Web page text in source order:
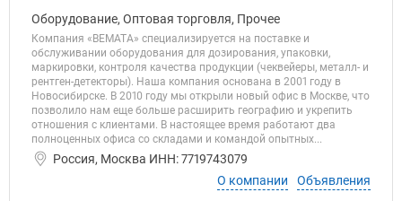
Оборудование, Оптовая торговля, Прочее
Компания «ВЕМАТА» специализируется на поставке и
обслуживании оборудования для дозирования, упаковки,
маркировки, контроля качества продукции (чеквейеры, металл- и
рентген-детекторы). Наша компания основана в 2001 году в
Новосибирске. В 2010 году мы открыли новый офис в Москве, что
позволило нам еще больше расширить географию и укрепить
отношения с клиентами. В настоящее время работают два
полноценных офиса со складами и командой опытных...
Россия, Москва ИНН: 7719743079
О компании
Объявления